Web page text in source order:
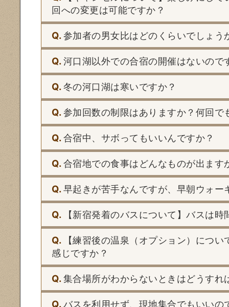
回への変更は可能ですか？
Q.参加者の男女比はどのくらいでしょう
Q.河口湖以外での合宿の開催はないので
Q.冬の河口湖は寒いですか？
Q.参加回数の制限はありますか？何回で
Q.合宿中、サボってもいいんですか？
Q.合宿地での食事はどんなものが出ます
Q.早起きが苦手なんですが、早朝ウォー
Q. 【新宿発着のバスについて】バスは
Q.
【練習後の温泉（オプション）につ
感じですか？
Q.集合場所がわからないときはどうすれ
Q.バスを利用せず、現地集合でもいいの